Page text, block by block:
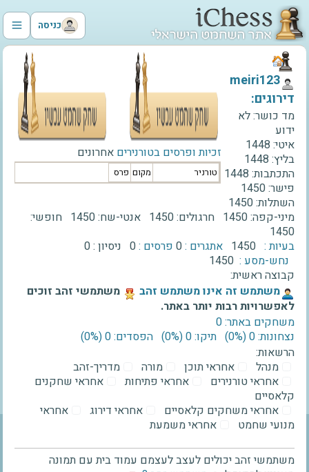
כניסה
זכיות ופרסים בטורנירים אחרונים
טורניר מקום פרס
‫meiri123‬
דירוגים:
מד כושר:לא
ידוע
איטי: 1448
בליץ: 1448
התכתבות: 1448
פישר:1450
השתלות:1450
מיני-קפה:1450 חרגולים:1450 אנטי-שח:1450 חופשי:
1450
בעיות : 1450 אתגרים :0 פרסים :0 ניסיון :0
נחש-מסע : 1450
קבוצה ראשית:
‫משתמש זה אינו משתמש זהב‬
משתמשי זהב זוכים
לאפשרויות רבות יותר באתר.
משחקים באתר: 0
נצחונות: 0 ‫(0%)‬
תיקו: 0 ‫(0%)‬
הפסדים: 0 ‫(0%)‬
הרשאות:
מנהל
אחראי תוכן מורה
מדריך-זהב
אחראי טורנירים
אחראי פתיחות
אחראי שחקנים
קלאסיים
אחראי משחקים קלאסיים
אחראי דירוג
אחראי
מנועי שחמט
אחראי משמעת
משתמשי זהב יכולים לעצב לעצמם עמוד בית עם תמונה